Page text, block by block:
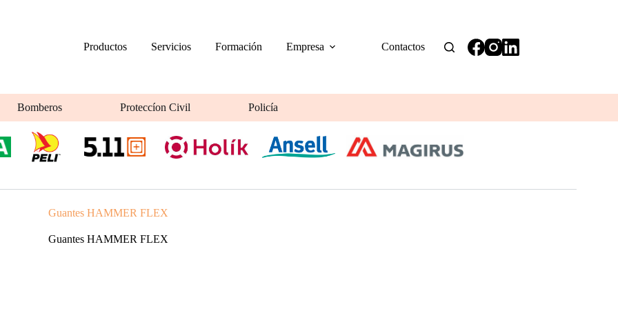
Productos
Servicios Formación Empresa Contactos
Bomberos Proteccíon Civil Policía
Guantes HAMMER FLEX
Guantes HAMMER FLEX